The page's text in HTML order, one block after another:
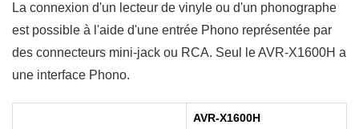
La connexion d'un lecteur de vinyle ou d'un phonographe
est possible à l'aide d'une entrée Phono représentée par
des connecteurs mini-jack ou RCA. Seul le AVR-X1600H a
une interface Phono.
AVR-X1600H